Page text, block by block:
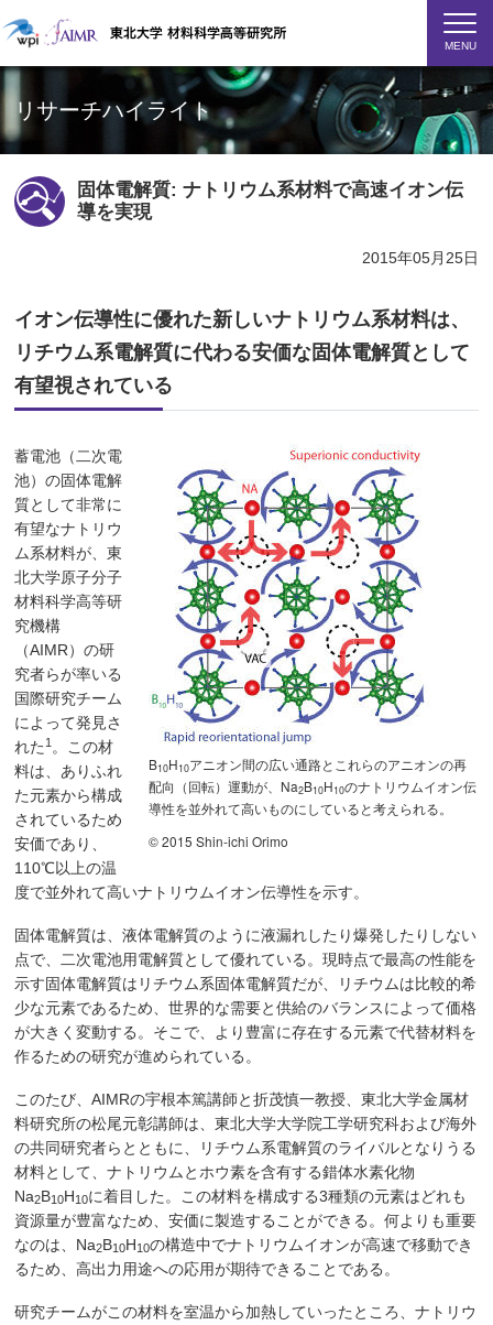
MENU
リサーチハイライト
固体電解質: ナトリウム系材料で高速イオン伝
導を実現
2015年05月25日
イオン伝導性に優れた新しいナトリウム系材料は、
リチウム系電解質に代わる安価な固体電解質として
有望視されている
B10H10アニオン間の広い通路とこれらのアニオンの再
配向（回転）運動が、Na2B10H10のナトリウムイオン伝
導性を並外れて高いものにしていると考えられる。
© 2015 Shin-ichi Orimo
蓄電池（二次電
池）の固体電解
質として非常に
有望なナトリウ
ム系材料が、東
北大学原子分子
材料科学高等研
究機構
（AIMR）の研
究者らが率いる
国際研究チーム
によって発見さ
れた1 。この材
料は、ありふれ
た元素から構成
されているため
安価であり、
110℃以上の温
度で並外れて高いナトリウムイオン伝導性を示す。
固体電解質は、液体電解質のように液漏れしたり爆発したりしない
点で、二次電池用電解質として優れている。現時点で最高の性能を
示す固体電解質はリチウム系固体電解質だが、リチウムは比較的希
少な元素であるため、世界的な需要と供給のバランスによって価格
が大きく変動する。そこで、より豊富に存在する元素で代替材料を
作るための研究が進められている。
このたび、AIMRの宇根本篤講師と折茂慎一教授、東北大学金属材
料研究所の松尾元彰講師は、東北大学大学院工学研究科および海外
の共同研究者らとともに、リチウム系電解質のライバルとなりうる
材料として、ナトリウムとホウ素を含有する錯体水素化物
Na2B10H10に着目した。この材料を構成する3種類の元素はどれも
資源量が豊富なため、安価に製造することができる。何よりも重要
なのは、Na2B10H10の構造中でナトリウムイオンが高速で移動でき
るため、高出力用途への応用が期待できることである。
研究チームがこの材料を室温から加熱していったところ、ナトリウ